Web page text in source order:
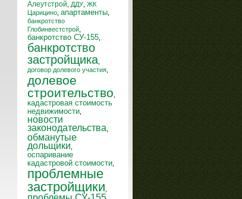
Алеутстрой
ДДУ ЖК
Царицино апартаменты
банкротство
Глобинвестстрой
банкротство СУ-155
банкротство
застройщика
договор долевого участия
долевое
строительство
кадастровая стоимость
недвижимости
новости
законодательства
обманутые
дольщики
оспаривание
кадастровой стоимости
проблемные
застройщики